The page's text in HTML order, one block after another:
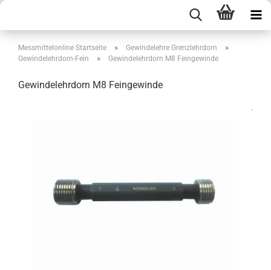
Messmittelonline Startseite » Gewindelehre Grenzlehrdorn »
Gewindelehrdorn-Fein » Gewindelehrdorn M8 Feingewinde
Gewindelehrdorn M8 Feingewinde
.